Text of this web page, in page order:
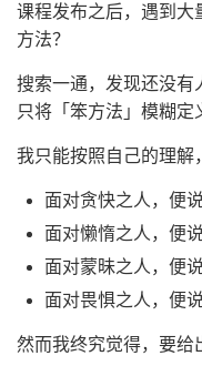
课程发布之后，遇到大
方法？
搜索一通，发现还没有
只将「笨方法」模糊定
我只能按照自己的理解
面对贪快之人，便
面对懒惰之人，便
面对蒙昧之人，便
面对畏惧之人，便
然而我终究觉得，要给